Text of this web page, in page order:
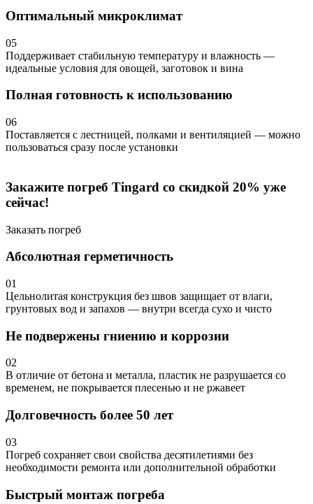
Оптимальный микроклимат
05
Поддерживает стабильную температуру и влажность —
идеальные условия для овощей, заготовок и вина
Полная готовность к использованию
06
Поставляется с лестницей, полками и вентиляцией — можно
пользоваться сразу после установки
Закажите погреб Tingard со скидкой 20% уже
сейчас!
Заказать погреб
Абсолютная герметичность
01
Цельнолитая конструкция без швов защищает от влаги,
грунтовых вод и запахов — внутри всегда сухо и чисто
Не подвержены гниению и коррозии
02
В отличие от бетона и металла, пластик не разрушается со
временем, не покрывается плесенью и не ржавеет
Долговечность более 50 лет
03
Погреб сохраняет свои свойства десятилетиями без
необходимости ремонта или дополнительной обработки
Быстрый монтаж погреба